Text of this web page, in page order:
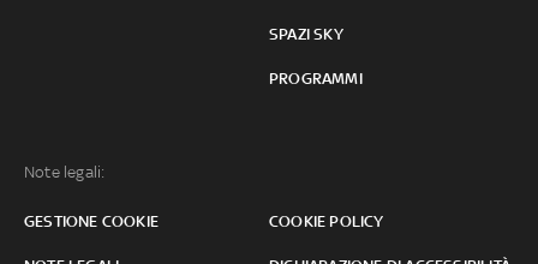
SPAZI SKY
PROGRAMMI
Note legali:
GESTIONE COOKIE COOKIE POLICY